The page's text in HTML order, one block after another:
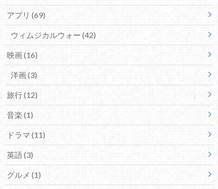
アプリ (69)
ウィムジカルウォー (42)
映画(16)
洋画(3)
旅行(12)
音楽 (1)
ドラマ (11)
英語(3)
グルメ (1)